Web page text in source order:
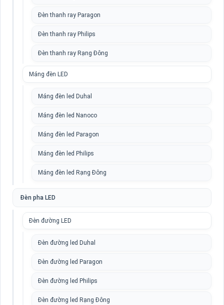
Đèn thanh ray Paragon
Đèn thanh ray Philips
Đèn thanh ray Rạng Đông
Máng đèn LED
Máng đèn led Duhal
Máng đèn led Nanoco
Máng đèn led Paragon
Máng đèn led Philips
Máng đèn led Rạng Đông
Đèn pha LED
Đèn đường LED
Đèn đường led Duhal
Đèn đường led Paragon
Đèn đường led Philips
Đèn đường led Rạng Đông